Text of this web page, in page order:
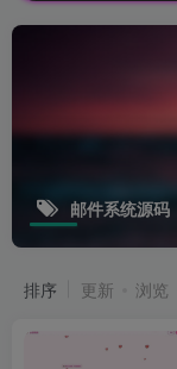
邮件系统源码
排序 更新 浏览